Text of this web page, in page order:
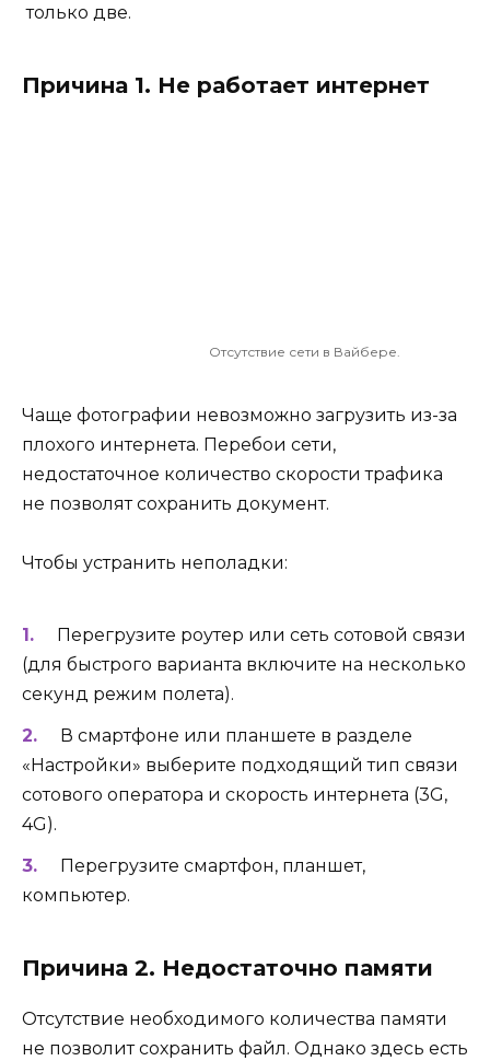
только две.
Причина 1. Не работает интернет
Отсутствие сети в Вайбере.
Чаще фотографии невозможно загрузить из-за
плохого интернета. Перебои сети,
недостаточное количество скорости трафика
не позволят сохранить документ.
Чтобы устранить неполадки:
Перегрузите роутер или сеть сотовой связи
(для быстрого варианта включите на несколько
секунд режим полета).
В смартфоне или планшете в разделе
«Настройки» выберите подходящий тип связи
сотового оператора и скорость интернета (3G,
4G).
Перегрузите смартфон, планшет,
компьютер.
Причина 2. Недостаточно памяти
Отсутствие необходимого количества памяти
не позволит сохранить файл. Однако здесь есть